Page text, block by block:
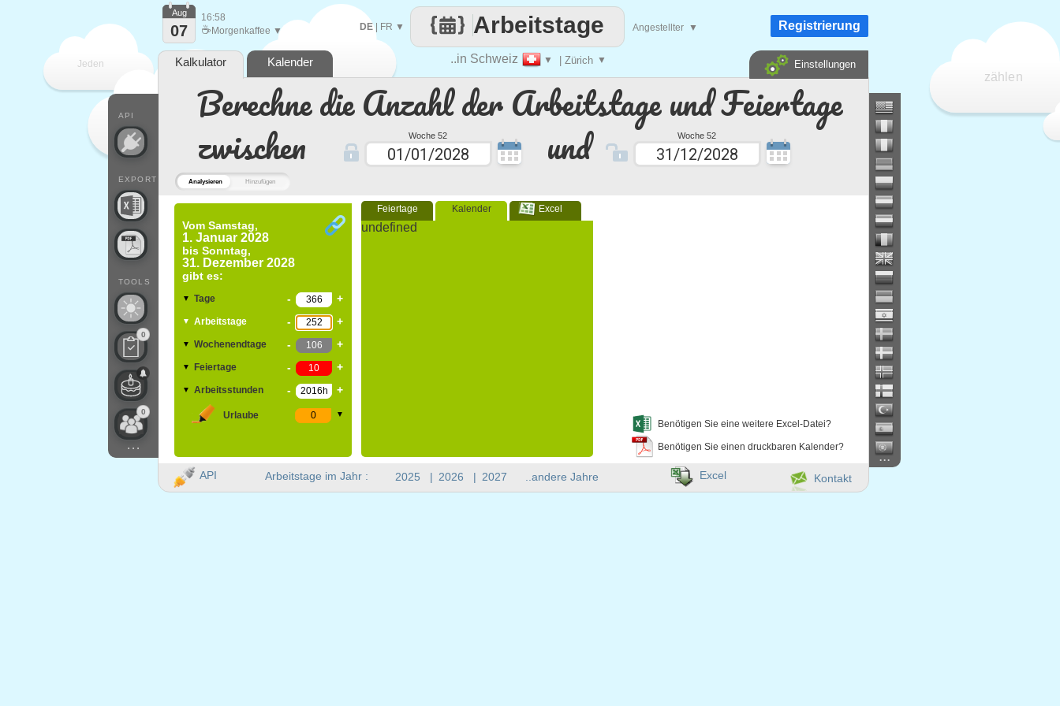
Analysieren Hinzufügen
Berechne die Anzahl der Arbeitstage und Feiertage
zwischen
Woche 52 und Woche 52
Vom Samstag,
1. Januar 2028
bis Sonntag,
31. Dezember 2028
gibt es:
▼ Tage - +
▼ Arbeitstage - +
▼ Wochenendtage - +
▼ Feiertage - +
▼ Arbeitsstunden - +
Urlaube ▼
Feiertage Kalender Excel
undefined
Benötigen Sie eine weitere Excel-Datei?
Benötigen Sie einen druckbaren Kalender?
Jeden
zählen
..in Schweiz ▼ | Zürich ▼
Arbeitstage
DE| FR ▼ Angestellter ▼
API
EXPORT
TOOLS
0
0
...
Aug
07
16:58
☕ Morgenkaffee ▼ Registrierung
Kalkulator Kalender Einstellungen
Arbeitstage im Jahr : 2025 | 2026 | 2027 ..andere Jahre
...
API Kontakt
Excel